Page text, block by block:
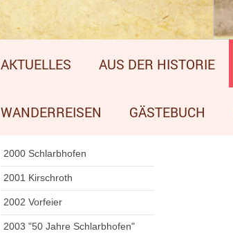
AKTUELLES AUS DER HISTORIE
WANDERREISEN GÄSTEBUCH
2000 Schlarbhofen
2001 Kirschroth
2002 Vorfeier
2003 "50 Jahre Schlarbhofen"